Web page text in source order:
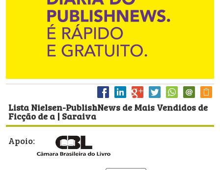
Lista Nielsen-PublishNews de Mais Vendidos de
Ficção de a | Saraiva
Apoio: